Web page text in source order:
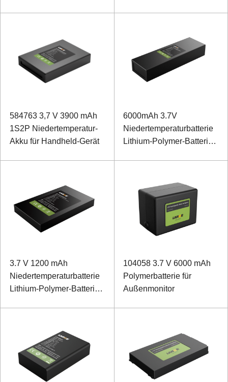
584763 3,7 V 3900 mAh
1S2P Niedertemperatur-
Akku für Handheld-Gerät
6000mAh 3.7V
Niedertemperaturbatterie
Lithium-Polymer-Batterie
3.7 V 1200 mAh
Niedertemperaturbatterie
Lithium-Polymer-Batterie
104058 3.7 V 6000 mAh
Polymerbatterie für
Außenmonitor